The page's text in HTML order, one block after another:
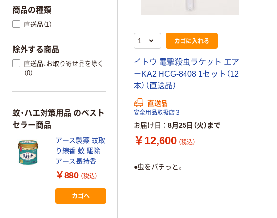
カゴに入れる
イトウ 電撃殺虫ラケット エア
ーKA2 HCG-8408 1セット（12
本）（直送品）
直送品
安全用品取扱店３
お届け日 8月25日（火）まで
￥12,600 （税込）
●虫をパチっと。
商品の種類
直送品（1）
除外する商品
直送品、お取り寄せ品を除く
（0）
蚊・ハエ対策用品 のベスト
セラー商品
アース製薬 蚊取
り線香 蚊 駆除
アース長持香 50
巻 缶入 屋外 ア
ウトドア
950053 1缶
￥880 （税込）
カゴへ